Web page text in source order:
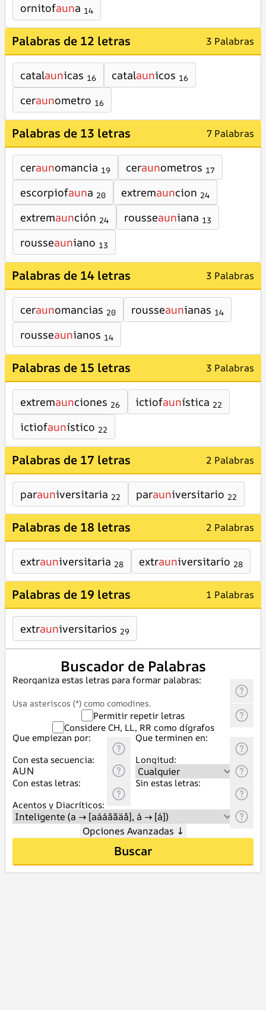
ornitofauna 14
Palabras de 12 letras 3 Palabras
catalaunicas 16 catalaunicos 16
ceraunometro 16
Palabras de 13 letras 7 Palabras
ceraunomancia 19 ceraunometros 17
escorpiofauna 20 extremauncion 24
extremaunción 24 rousseauniana 13
rousseauniano 13
Palabras de 14 letras 3 Palabras
ceraunomancias 20 rousseaunianas 14
rousseaunianos 14
Palabras de 15 letras 3 Palabras
extremaunciones 26 ictiofaunística 22
ictiofaunístico 22
Palabras de 17 letras 2 Palabras
parauniversitaria 22 parauniversitario 22
Palabras de 18 letras 2 Palabras
extrauniversitaria 28 extrauniversitario 28
Palabras de 19 letras 1 Palabras
extrauniversitarios 29
Buscador de Palabras
Reorganiza estas letras para formar palabras:
Usa asteriscos (*) como comodines.
Permitir repetir letras
Considere CH, LL, RR como dígrafos
Que empiezan por:
Que terminen en:
Con esta secuencia:
Longitud:
Con estas letras:
Sin estas letras:
Acentos y Diacríticos:
Opciones Avanzadas ↓
Buscar